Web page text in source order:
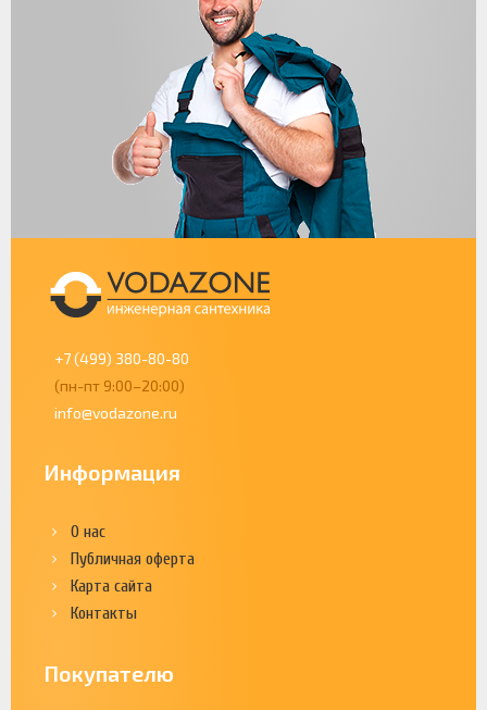
+7 (499) 380-80-80
(пн-пт 9:00–20:00)
info@vodazone.ru
Информация
О нас
Публичная оферта
Карта сайта
Контакты
Покупателю